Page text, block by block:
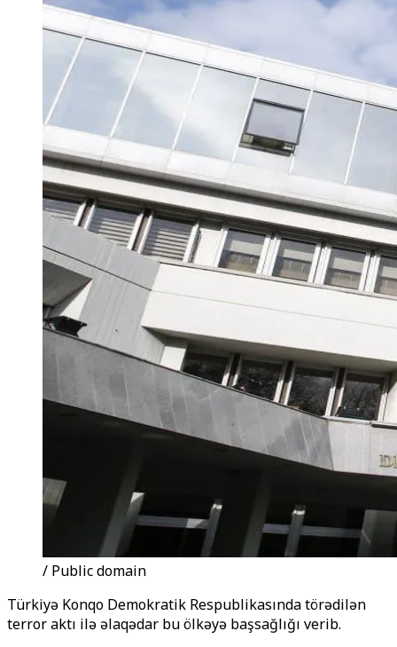
/ Public domain
Türkiyə Konqo Demokratik Respublikasında törədilən
terror aktı ilə əlaqədar bu ölkəyə başsağlığı verib.